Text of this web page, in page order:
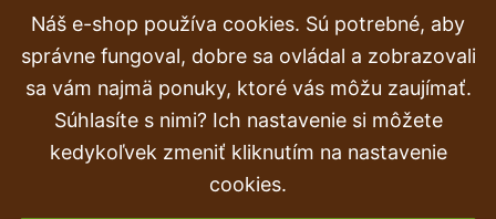
Reklamácia
Doprava a doručenie
Objednávka
Vrátenie tovaru & vrátenie peňazí
Náš e-shop používa cookies. Sú potrebné, aby
správne fungoval, dobre sa ovládal a zobrazovali
sa vám najmä ponuky, ktoré vás môžu zaujímať.
Súhlasíte s nimi? Ich nastavenie si môžete
kedykoľvek zmeniť kliknutím na nastavenie
cookies.